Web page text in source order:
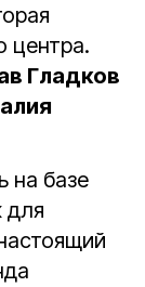
центра.
Гладков
на базе
для